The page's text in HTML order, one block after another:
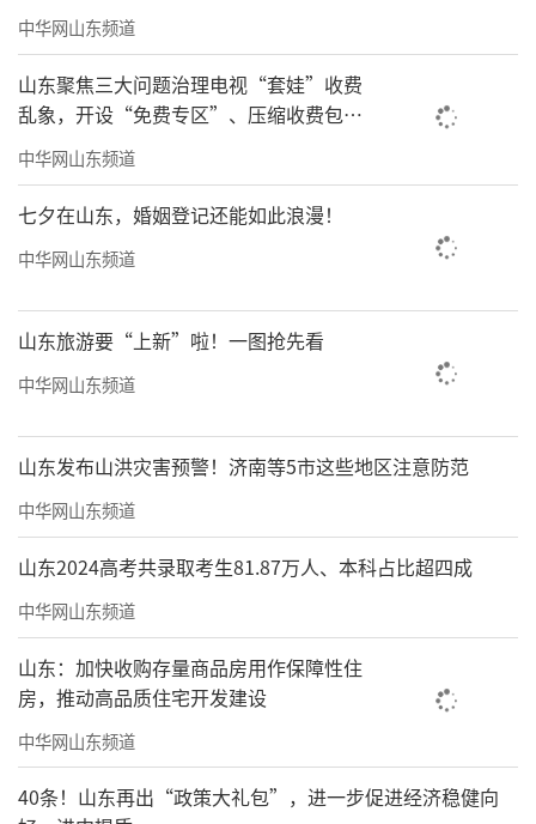
中华网山东频道
山东聚焦三大问题治理电视“套娃”收费
乱象，开设“免费专区”、压缩收费包比
例70%以上
中华网山东频道
七夕在山东，婚姻登记还能如此浪漫！
中华网山东频道
山东旅游要“上新”啦！一图抢先看
中华网山东频道
山东发布山洪灾害预警！济南等5市这些地区注意防范
中华网山东频道
山东2024高考共录取考生81.87万人、本科占比超四成
中华网山东频道
山东：加快收购存量商品房用作保障性住
房，推动高品质住宅开发建设
中华网山东频道
40条！山东再出“政策大礼包”，进一步促进经济稳健向